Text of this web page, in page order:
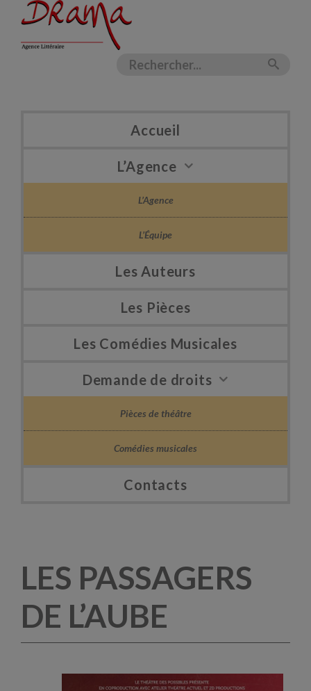
Accueil
L’Agence
L’Agence
L’Équipe
Les Auteurs
Les Pièces
Les Comédies Musicales
Demande de droits
Pièces de théâtre
Comédies musicales
Contacts
LES PASSAGERS
DE L’AUBE